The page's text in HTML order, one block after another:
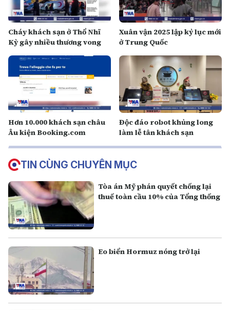
Cháy khách sạn ở Thổ Nhĩ
Kỳ gây nhiều thương vong
Xuân vận 2025 lập kỷ lục mới
ở Trung Quốc
Hơn 10.000 khách sạn châu
Âu kiện Booking.com
Độc đáo robot khủng long
làm lễ tân khách sạn
TIN CÙNG CHUYÊN MỤC
Tòa án Mỹ phán quyết chống lại
thuế toàn cầu 10% của Tổng thống
Eo biển Hormuz nóng trở lại